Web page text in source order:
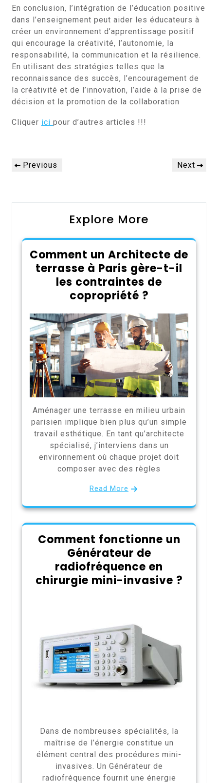
En conclusion, l’intégration de l’éducation positive
dans l’enseignement peut aider les éducateurs à
créer un environnement d’apprentissage positif
qui encourage la créativité, l’autonomie, la
responsabilité, la communication et la résilience.
En utilisant des stratégies telles que la
reconnaissance des succès, l’encouragement de
la créativité et de l’innovation, l’aide à la prise de
décision et la promotion de la collaboration
Cliquer ici pour d’autres articles !!!
Navigation
dePrevious
Previous
Next
Next
Explore More
Comment un Architecte de
terrasse à Paris gère-t-il
les contraintes de
copropriété ?
Aménager une terrasse en milieu urbain
parisien implique bien plus qu’un simple
travail esthétique. En tant qu’architecte
spécialisé, j’interviens dans un
environnement où chaque projet doit
composer avec des règles
Read More
Comment fonctionne un
Générateur de
radiofréquence en
chirurgie mini-invasive ?
Dans de nombreuses spécialités, la
maîtrise de l’énergie constitue un
élément central des procédures mini-
invasives. Un Générateur de
radiofréquence fournit une énergie